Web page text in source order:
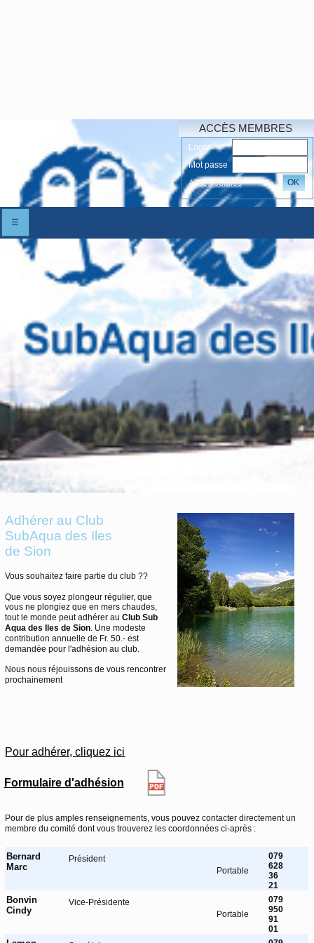
ACCÈS MEMBRES
Login
Mot passe
Accés oubliés
OK
☰
Adhérer au Club
SubAqua des Iles
de Sion
Vous souhaitez faire partie du club ??
Que vous soyez plongeur régulier, que
vous ne plongiez que en mers chaudes,
tout le monde peut adhérer auClub Sub
Aqua des Iles de Sion. Une modeste
contribution annuelle de Fr. 50.- est
demandée pour l'adhésion au club.
Nous nous réjouissons de vous rencontrer
prochainement
Pour adhérer, cliquez ici
Formulaire d'adhésion
Pour de plus amples renseignements, vous pouvez contacter directement un
membre du comité dont vous trouverez les coordonnées ci-après :
Bernard
Marc
Président
Portable
079
628
36
21
Bonvin
Cindy
Vice-Présidente
Portable
079
950
91
01